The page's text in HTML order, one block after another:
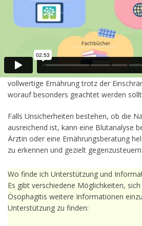
Umstellung bedeutet, führt sie bei guter
nicht zu einer Mangelernährung. Die
können auch mit den erlaubten
aufgenommen werden.
Dennoch kann es hilfreich sein, eine
Anspruch zu nehmen. Eine Fachkraft
vollwertige Ernährung trotz der
worauf besonders geachtet werden
Falls Unsicherheiten bestehen, ob die
ausreichend ist, kann eine Blutanalyse
Ärztin oder eine Ernährungsberatung
zu erkennen und gezielt gegenzusteuern.
Wo finde ich Unterstützung und
Es gibt verschiedene Möglichkeiten,
Ösophagitis weitere Informationen
Unterstützung zu finden: